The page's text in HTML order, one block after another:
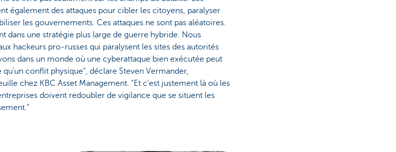
également des attaques pour cibler les citoyens, paralyser
les gouvernements. Ces attaques ne sont pas aléatoires.
dans une stratégie plus large de guerre hybride. Nous
hackeurs pro-russes qui paralysent les sites des autorités
dans un monde où une cyberattaque bien exécutée peut
qu'un conflit physique", déclare Steven Vermander,
chez KBC Asset Management. "Et c'est justement là où les
doivent redoubler de vigilance que se situent les